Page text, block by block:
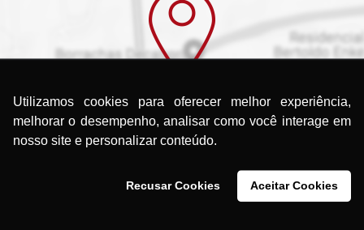
Utilizamos cookies para oferecer melhor experiência,
melhorar o desempenho, analisar como você interage em
nosso site e personalizar conteúdo.
Recusar Cookies Aceitar Cookies
uma Assistência
Encontre a Assistência Técnica Menegotti
mais próxima de você.